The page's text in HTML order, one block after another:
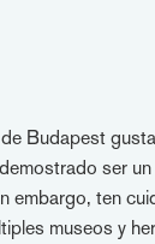
Budapest
ser
embargo, ten
museos y